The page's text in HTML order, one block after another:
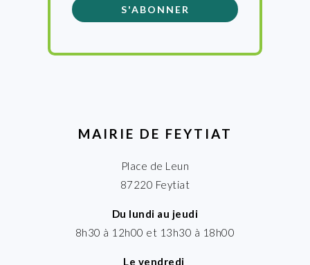
MAIRIE DE FEYTIAT
Place de Leun
87220 Feytiat
Du lundi au jeudi
8h30 à 12h00 et 13h30 à 18h00
Le vendredi